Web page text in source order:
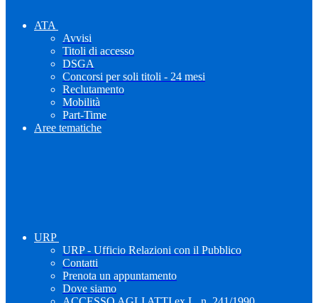
ATA
Avvisi
Titoli di accesso
DSGA
Concorsi per soli titoli - 24 mesi
Reclutamento
Mobilità
Part-Time
Aree tematiche
URP
URP - Ufficio Relazioni con il Pubblico
Contatti
Prenota un appuntamento
Dove siamo